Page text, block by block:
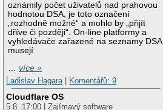
oznámily počet uživatelů nad prahovou
hodnotou DSA, je toto označení
„rozhodně možné“ a mohlo by „přijít
dříve či později“. On-line platformy a
vyhledávače zařazené na seznamy DSA
musejí
…více »
Ladislav Hagara| Komentářů: 9
Cloudflare OS
5.8. 17:00 | Zajímavý software